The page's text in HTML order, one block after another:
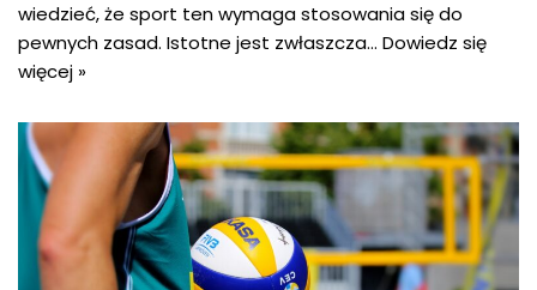
wiedzieć, że sport ten wymaga stosowania się do
pewnych zasad. Istotne jest zwłaszcza… Dowiedz się
więcej »